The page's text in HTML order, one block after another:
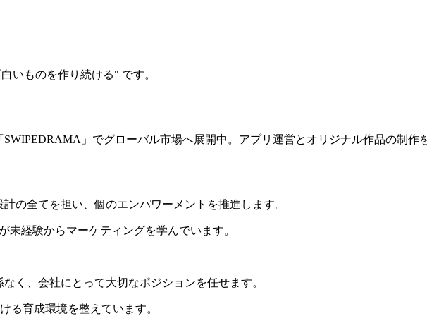
いものを作り続ける" です。
」でグローバル市場へ展開中。アプリ運営とオリジナル作品の制作
の全てを担い、個のエンパワーメントを推進します。
未経験からマーケティングを学んでいます。
く、会社にとって大切なポジションを任せます。
る育成環境を整えています。